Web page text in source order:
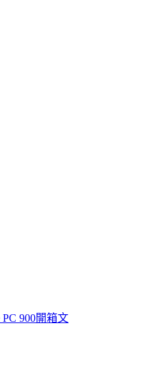
900開箱文